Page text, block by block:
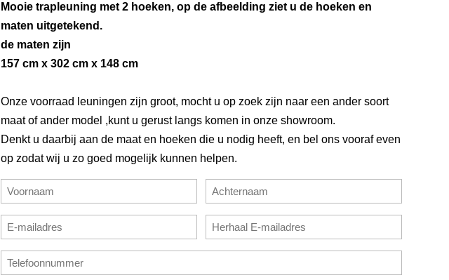
Mooie trapleuning met 2 hoeken, op de afbeelding ziet u de hoeken en
maten uitgetekend.
de maten zijn
157 cm x 302 cm x 148 cm
Onze voorraad leuningen zijn groot, mocht u op zoek zijn naar een ander soort
maat of ander model ,kunt u gerust langs komen in onze showroom.
Denkt u daarbij aan de maat en hoeken die u nodig heeft, en bel ons vooraf even
op zodat wij u zo goed mogelijk kunnen helpen.
Naam
Voornaam Achternaam
E-
mailadres
(Vereist)
E-
mailadres
E-
Telefoonnummer